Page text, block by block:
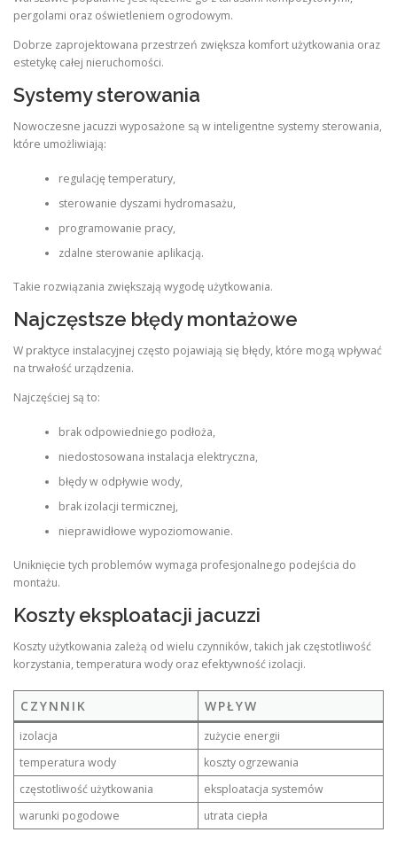
pergolami oraz oświetleniem ogrodowym.
Dobrze zaprojektowana przestrzeń zwiększa komfort użytkowania oraz
estetykę całej nieruchomości.
Systemy sterowania
Nowoczesne jacuzzi wyposażone są w inteligentne systemy sterowania,
które umożliwiają:
regulację temperatury,
sterowanie dyszami hydromasażu,
programowanie pracy,
zdalne sterowanie aplikacją.
Takie rozwiązania zwiększają wygodę użytkowania.
Najczęstsze błędy montażowe
W praktyce instalacyjnej często pojawiają się błędy, które mogą wpływać
na trwałość urządzenia.
Najczęściej są to:
brak odpowiedniego podłoża,
niedostosowana instalacja elektryczna,
błędy w odpływie wody,
brak izolacji termicznej,
nieprawidłowe wypoziomowanie.
Uniknięcie tych problemów wymaga profesjonalnego podejścia do
montażu.
Koszty eksploatacji jacuzzi
Koszty użytkowania zależą od wielu czynników, takich jak częstotliwość
korzystania, temperatura wody oraz efektywność izolacji.
CZYNNIK WPŁYW
izolacja
zużycie energii
temperatura wody
koszty ogrzewania
częstotliwość użytkowania
eksploatacja systemów
warunki pogodowe
utrata ciepła